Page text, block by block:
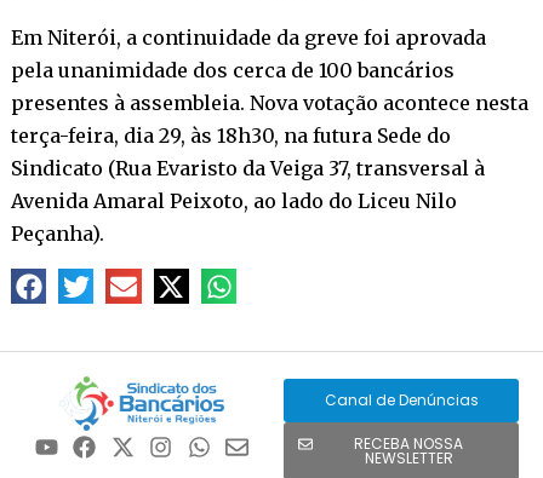
Em Niterói, a continuidade da greve foi aprovada
pela unanimidade dos cerca de 100 bancários
presentes à assembleia. Nova votação acontece nesta
terça-feira, dia 29, às 18h30, na futura Sede do
Sindicato (Rua Evaristo da Veiga 37, transversal à
Avenida Amaral Peixoto, ao lado do Liceu Nilo
Peçanha).
Canal de Denúncias
RECEBA NOSSA
NEWSLETTER